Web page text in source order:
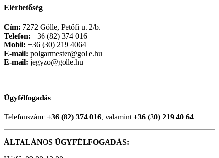
Elérhetőség
Cím: 7272 Gölle, Petőfi u. 2/b.
Telefon: +36 (82) 374 016
Mobil: +36 (30) 219 4064
E-mail: polgarmester@golle.hu
E-mail: jegyzo@golle.hu
Ügyfélfogadás
Telefonszám: +36 (82) 374 016, valamint +36 (30) 219 40 64
ÁLTALÁNOS ÜGYFÉLFOGADÁS: